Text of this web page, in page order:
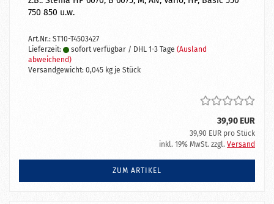
750 850 u.w.
Art.Nr.: ST10-T4503427
Lieferzeit:
sofort verfügbar / DHL 1-3 Tage (Ausland
abweichend)
Versandgewicht: 0,045 kg je Stück
39,90 EUR
39,90 EUR pro Stück
inkl. 19% MwSt. zzgl. Versand
ZUM ARTIKEL